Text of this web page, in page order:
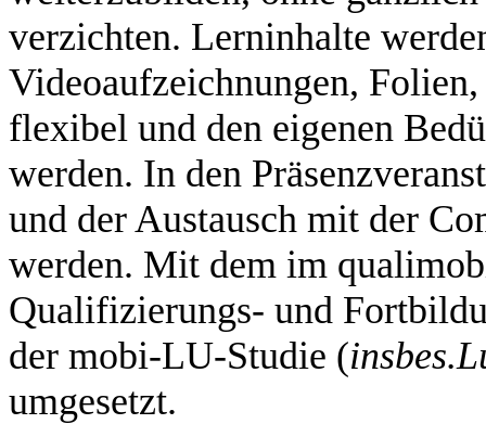
verzichten. Lerninhalte
Videoaufzeichnungen,
flexibel und den eigenen
werden. In den
und der Austausch mit der
werden. Mit dem im
Qualifizierungs- und
der mobi-LU-Studie (insbes.
umgesetzt.